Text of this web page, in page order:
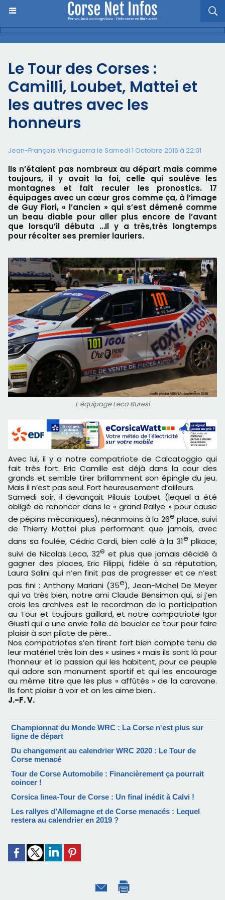
Le Tour des Corses :
Camilli, Loubet, Mattei et
les autres avec les
honneurs
Jean-François Vinciguerra le Samedi 1 Octobre 2016 à 22:01
Ils n’étaient pas nombreux au départ mais comme
toujours, il y avait la foi, celle qui soulève les
montagnes et fait reculer les pronostics. 17
équipages avec un cœur gros comme ça, à l’image
de Guy Fiori, « l’ancien » qui s’est démené comme
un beau diable pour aller plus encore de l’avant
que lorsqu’il débuta …Il y a très,très longtemps
pour récolter ses premier lauriers.
L équipage Leca Buresi
Avec lui, il y a notre compatriote de Calcatoggio qui
fait très fort. Eric Camille est déjà dans la cour des
grands et semble tirer brillamment son épingle du jeu.
Mais il n’est pas seul. Fort heureusement d’ailleurs.
Samedi soir, il devançait Pilouis Loubet (lequel a été
obligé de renoncer dans le « grand Rallye » pour cause
de pépins mécaniques), néanmoins à la 26e place, suivi
de Thierry Mattei plus performant que jamais, avec
dans sa foulée, Cédric Cardi, bien calé à la 31e plkace,
suivi de Nicolas Leca, 32e et plus que jamais décidé à
gagner des places, Eric Filippi, fidèle à sa réputation,
Laura Salini qui n’en finit pas de progresser et ce n’est
pas fini : Anthony Mariani (35e), Jean-Michel De Meyer
qui va très bien, notre ami Claude Bensimon qui, si j’en
crois les archives est le recordman de la participation
au Tour et toujours gaillard, et notre compatriote Igor
Giusti qui a une envie folle de boucler ce tour pour faire
plaisir à son pilote de père…
Nos compatriotes s’en tirent fort bien compte tenu de
leur matériel très loin des « usines » mais ils sont là pour
l’honneur et la passion qui les habitent, pour ce peuple
qui adore son monument sportif et qui les encourage
au même titre que les plus « affûtés » de la caravane.
Ils font plaisir à voir et on les aime bien…
J.-F. V.
Championnat du Monde WRC : La Corse n'est plus sur
ligne de départ
Du changement au calendrier WRC 2020 : Le Tour de
Corse menacé
Tour de Corse Automobile : Financièrement ça pourrait
coincer !
Corsica linea-Tour de Corse : Un final inédit à Calvi !
Les rallyes d’Allemagne et de Corse menacés : Lequel
restera au calendrier en 2019 ?